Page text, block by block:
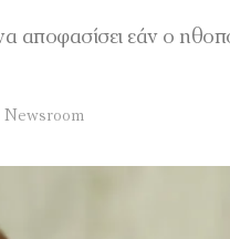
αποφασίσει εάν ο
Newsroom